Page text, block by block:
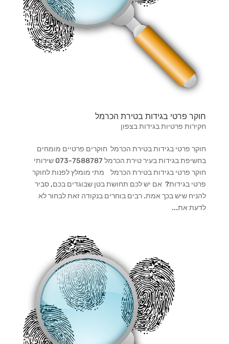
חוקר פרטי בגידות בטירת הכרמל
חקירות פרטיות בגידות בצפון
חוקר פרטי בגידות בטירת הכרמל חוקרים פרטיים מומחים
בחשיפת בגידות בעיר טירת הכרמל 073-7588787 שירותי
חוקר פרטי בגידות בטירת הכרמל מתי מומלץ לפנות לחוקר
פרטי בגידות? אם יש לכם תחושת בטן שבוגדים בכם, סביר
להניח שיש בכך אמת. רבים בוחרים בנקודה זאת לבחור לא
לדעת את...